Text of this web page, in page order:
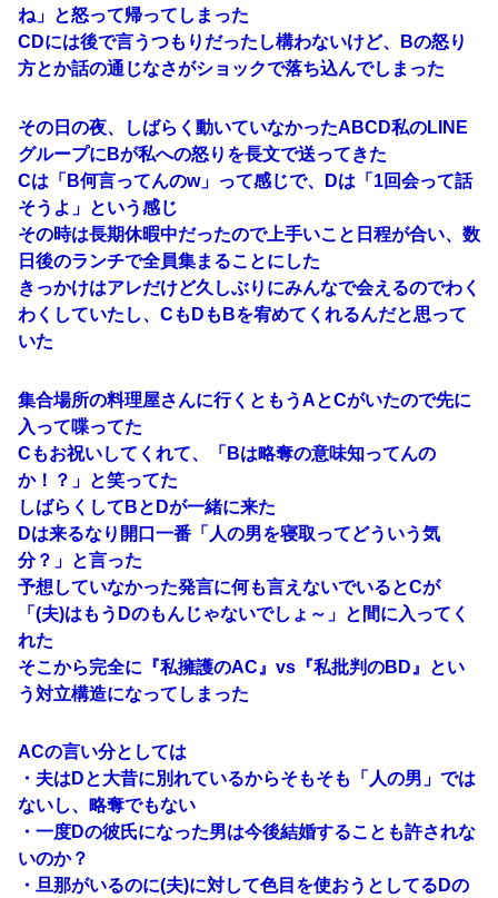
ね」と怒って帰ってしまった
CDには後で言うつもりだったし構わないけど、Bの怒り
方とか話の通じなさがショックで落ち込んでしまった
その日の夜、しばらく動いていなかったABCD私のLINE
グループにBが私への怒りを長文で送ってきた
Cは「B何言ってんのw」って感じで、Dは「1回会って話
そうよ」という感じ
その時は長期休暇中だったので上手いこと日程が合い、数
日後のランチで全員集まることにした
きっかけはアレだけど久しぶりにみんなで会えるのでわく
わくしていたし、CもDもBを宥めてくれるんだと思って
いた
集合場所の料理屋さんに行くともうAとCがいたので先に
入って喋ってた
Cもお祝いしてくれて、「Bは略奪の意味知ってんの
か！？」と笑ってた
しばらくしてBとDが一緒に来た
Dは来るなり開口一番「人の男を寝取ってどういう気
分？」と言った
予想していなかった発言に何も言えないでいるとCが
「(夫)はもうDのもんじゃないでしょ～」と間に入ってく
れた
そこから完全に『私擁護のAC』vs『私批判のBD』とい
う対立構造になってしまった
ACの言い分としては
・夫はDと大昔に別れているからそもそも「人の男」では
ないし、略奪でもない
・一度Dの彼氏になった男は今後結婚することも許されな
いのか？
・旦那がいるのに(夫)に対して色目を使おうとしてるDの